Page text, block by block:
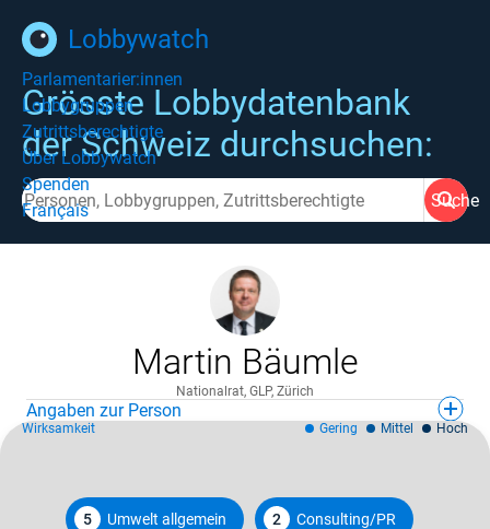
Lobbywatch
Parlamentarier:innen
Lobbygruppen
Zutrittsberechtigte
Über Lobbywatch
Spenden
Français
Grösste Lobbydatenbank
der Schweiz durchsuchen:
Suche
Martin Bäumle
Nationalrat, GLP, Zürich
Angaben zur Person
5 Umwelt allgemein 2 Consulting/PR
Wirksamkeit Gering Mittel Hoch